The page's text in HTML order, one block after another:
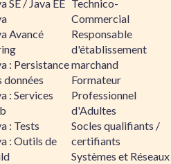
SE / Java EE
Avancé
: Persistance
données
: Services
: Tests
: Outils de
Technico-
Commercial
Responsable
d'établissement
marchand
Formateur
Professionnel
d'Adultes
Socles qualifiants /
certifiants
Systèmes et Réseaux